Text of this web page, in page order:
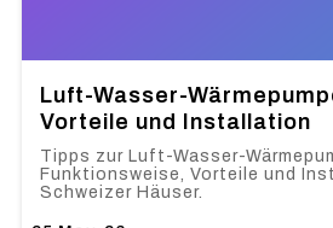
Luft-Wasser-
Vorteile und Installation
Tipps zur Luft-Wasser-
Funktionsweise, Vorteile und
Schweizer Häuser.